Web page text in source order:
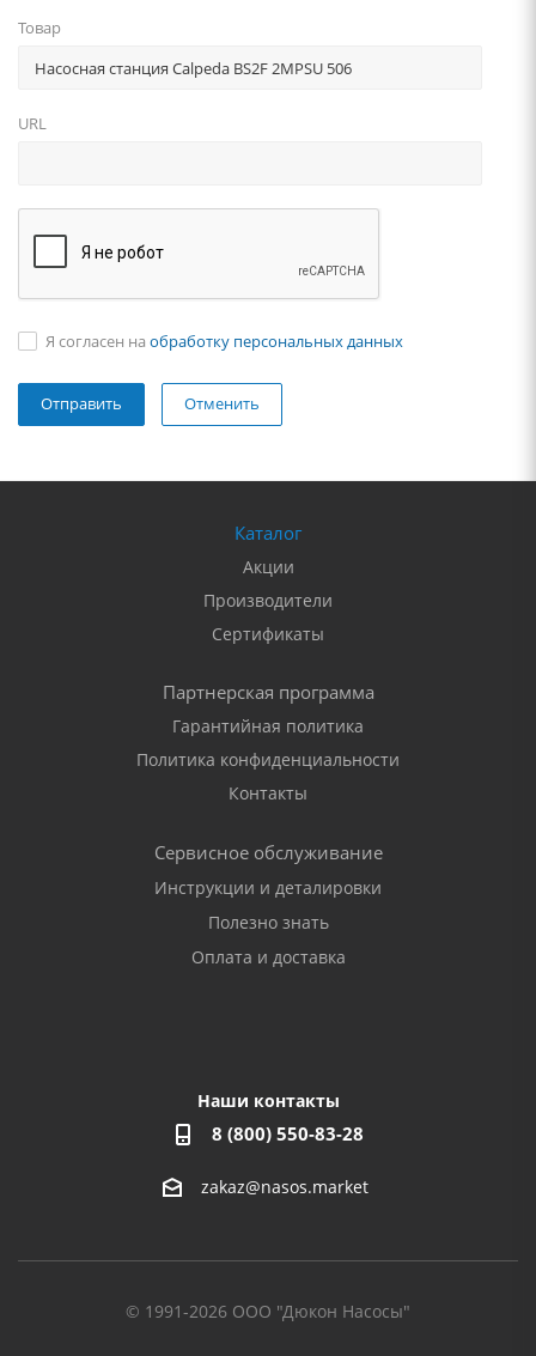
Товар
URL
Я согласен на обработку персональных данных
Отменить
Каталог
Акции
Производители
Сертификаты
Партнерская программа
Гарантийная политика
Политика конфиденциальности
Контакты
Сервисное обслуживание
Инструкции и деталировки
Полезно знать
Оплата и доставка
Наши контакты
8 (800) 550-83-28
zakaz@nasos.market
© 1991-2026 ООО "Дюкон Насосы"